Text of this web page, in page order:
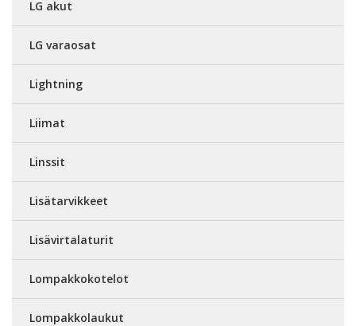
LG akut
LG varaosat
Lightning
Liimat
Linssit
Lisätarvikkeet
Lisävirtalaturit
Lompakkokotelot
Lompakkolaukut